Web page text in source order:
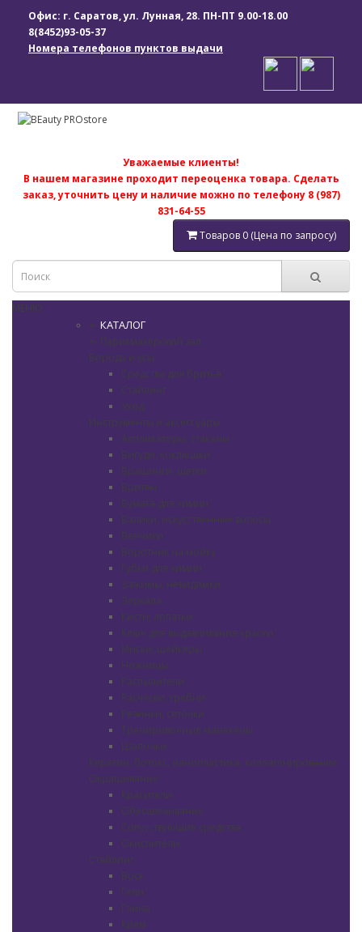
Офис: г. Саратов, ул. Лунная, 28. ПН-ПТ 9.00-18.00
8(8452)93-05-37
Номера телефонов пунктов выдачи
Уважаемые клиенты!
В нашем магазине проходит переоценка товара. Сделать
заказ, уточнить цену и наличие можно по телефону 8 (987)
831-64-55
Товаров 0 (Цена по запросу)
МЕНЮ
+- КАТАЛОГ
+- Парикмахерский зал
Борода и усы
Средства для бритья
Стайлинг
Уход
Инструменты и аксессуары
Аппликаторы, стаканы
Бигуди, коклюшки
Брашинги, щетки
Бритвы
Бумага для химии
Валики, искусственные волосы
Венчики
Воротник на мойку
Губки для химии
Зажимы, невидимки
Зеркала
Кисти, лопатки
Ключ для выдавливания краски
Миски, шейкеры
Ножницы
Распылители
Расчески, гребни
Резинки, сеточки
Тренировочные манекены
Шапочки
Кератин, ботокс, нанопластика, коллагенирование
Окрашивание
Красители
Обесцвечивание
Сопутствующие средства
Окислители
Стайлинг
Воск
Гели
Глина
Крем